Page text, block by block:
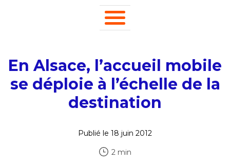
En Alsace, l’accueil mobile
se déploie à l’échelle de la
destination
Publié le 18 juin 2012
2 min